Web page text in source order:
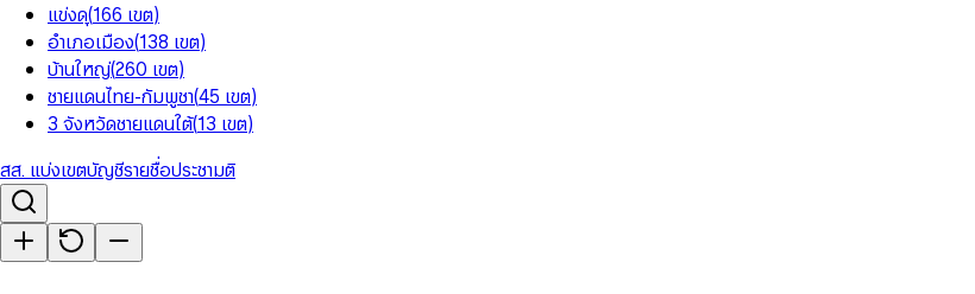
แข่งดุ(166 เขต)
อำเภอเมือง(138 เขต)
บ้านใหญ่(260 เขต)
ชายแดนไทย-กัมพูชา(45 เขต)
3 จังหวัดชายแดนใต้(13 เขต)
สส. แบ่งเขตบัญชีรายชื่อประชามติ